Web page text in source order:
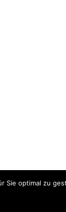
Sie optimal zu